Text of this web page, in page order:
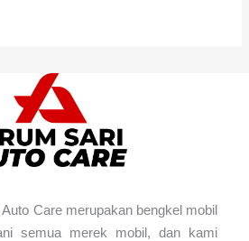
Care merupakan bengkel mobil
semua merek mobil, dan kami